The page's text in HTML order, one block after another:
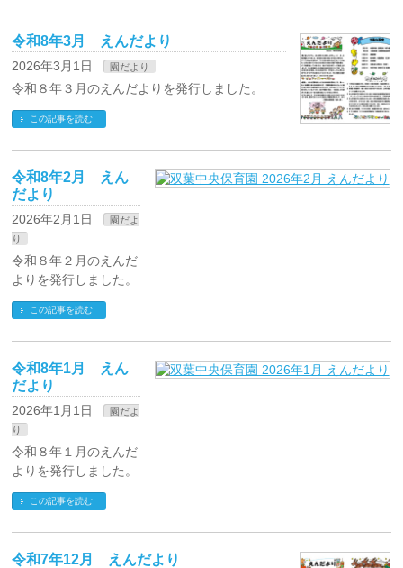
令和8年3月 えんだより
2026年3月1日 園だより
令和８年３月のえんだよりを発行しました。
この記事を読む
令和8年2月 えん
だより
2026年2月1日
園だよ
り
令和８年２月のえんだ
よりを発行しました。
この記事を読む
令和8年1月 えん
だより
2026年1月1日
園だよ
り
令和８年１月のえんだ
よりを発行しました。
この記事を読む
令和7年12月 えんだより